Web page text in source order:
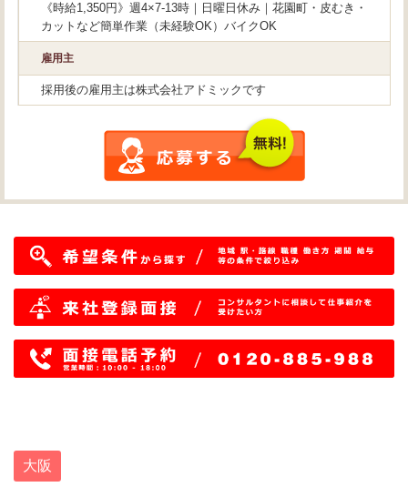
《時給1,350円》週4×7-13時｜日曜日休み｜花園町・皮むき・
カットなど簡単作業（未経験OK）バイクOK
雇用主
採用後の雇用主は株式会社アドミックです
大阪